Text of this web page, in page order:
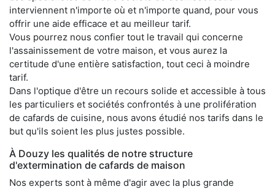
interviennent n'importe où et n'importe quand, pour vous
offrir une aide efficace et au meilleur tarif.
Vous pourrez nous confier tout le travail qui concerne
l'assainissement de votre maison, et vous aurez la
certitude d'une entière satisfaction, tout ceci à moindre
tarif.
Dans l'optique d'être un recours solide et accessible à tous
les particuliers et sociétés confrontés à une prolifération
de cafards de cuisine, nous avons étudié nos tarifs dans le
but qu'ils soient les plus justes possible.
À Douzy les qualités de notre structure
d'extermination de cafards de maison
Nos experts sont à même d'agir avec la plus grande